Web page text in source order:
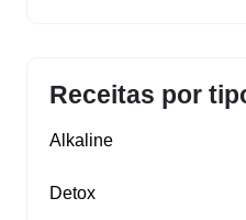
Receitas por
Alkaline
Detox